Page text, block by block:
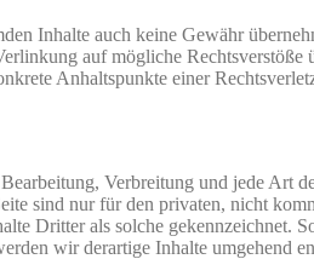
Inhalte auch keine Gewähr
auf mögliche Rechtsverstöße
Anhaltspunkte einer
Verbreitung und jede Art
sind nur für den privaten, nicht
Dritter als solche gekennzeichnet.
wir derartige Inhalte umgehend